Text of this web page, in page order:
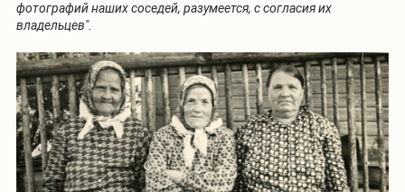
фотографий наших соседей, разумеется, с согласия их
владельцев".